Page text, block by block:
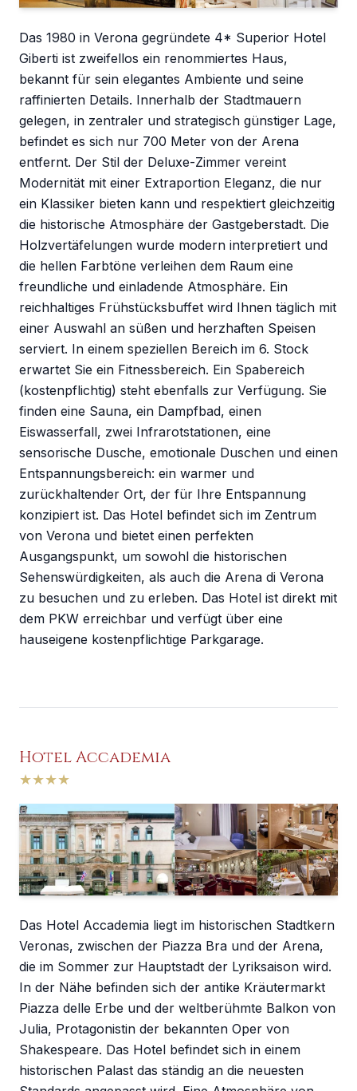
Das 1980 in Verona gegründete 4* Superior Hotel
Giberti ist zweifellos ein renommiertes Haus,
bekannt für sein elegantes Ambiente und seine
raffinierten Details. Innerhalb der Stadtmauern
gelegen, in zentraler und strategisch günstiger Lage,
befindet es sich nur 700 Meter von der Arena
entfernt. Der Stil der Deluxe-Zimmer vereint
Modernität mit einer Extraportion Eleganz, die nur
ein Klassiker bieten kann und respektiert gleichzeitig
die historische Atmosphäre der Gastgeberstadt. Die
Holzvertäfelungen wurde modern interpretiert und
die hellen Farbtöne verleihen dem Raum eine
freundliche und einladende Atmosphäre. Ein
reichhaltiges Frühstücksbuffet wird Ihnen täglich mit
einer Auswahl an süßen und herzhaften Speisen
serviert. In einem speziellen Bereich im 6. Stock
erwartet Sie ein Fitnessbereich. Ein Spabereich
(kostenpflichtig) steht ebenfalls zur Verfügung. Sie
finden eine Sauna, ein Dampfbad, einen
Eiswasserfall, zwei Infrarotstationen, eine
sensorische Dusche, emotionale Duschen und einen
Entspannungsbereich: ein warmer und
zurückhaltender Ort, der für Ihre Entspannung
konzipiert ist. Das Hotel befindet sich im Zentrum
von Verona und bietet einen perfekten
Ausgangspunkt, um sowohl die historischen
Sehenswürdigkeiten, als auch die Arena di Verona
zu besuchen und zu erleben. Das Hotel ist direkt mit
dem PKW erreichbar und verfügt über eine
hauseigene kostenpflichtige Parkgarage.
Hotel Accademia
★★★★
Das Hotel Accademia liegt im historischen Stadtkern
Veronas, zwischen der Piazza Bra und der Arena,
die im Sommer zur Hauptstadt der Lyriksaison wird.
In der Nähe befinden sich der antike Kräutermarkt
Piazza delle Erbe und der weltberühmte Balkon von
Julia, Protagonistin der bekannten Oper von
Shakespeare. Das Hotel befindet sich in einem
historischen Palast das ständig an die neuesten